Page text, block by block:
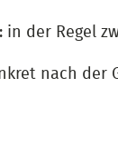
in der Regel
nach der